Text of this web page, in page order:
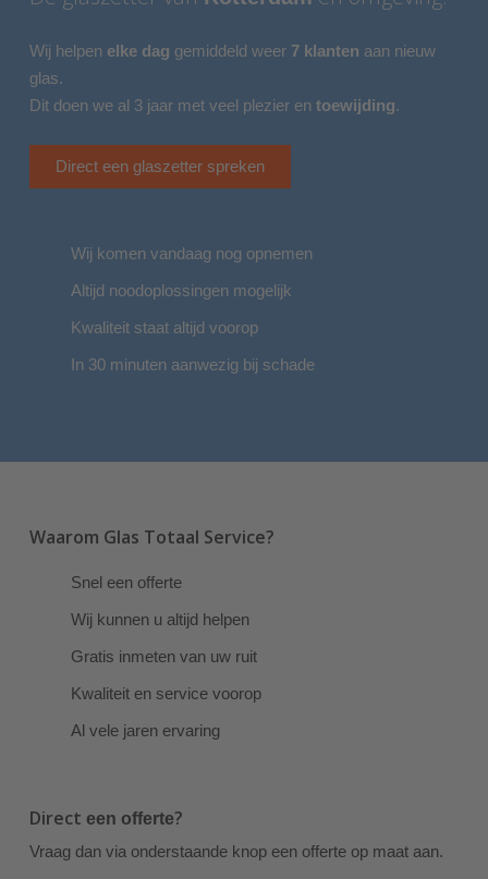
Wij helpen elke dag gemiddeld weer 7 klanten aan nieuw
glas.
Dit doen we al 3 jaar met veel plezier en toewijding.
Direct een glaszetter spreken
Wij komen vandaag nog opnemen
Altijd noodoplossingen mogelijk
Kwaliteit staat altijd voorop
In 30 minuten aanwezig bij schade
Waarom Glas Totaal Service?
Snel een offerte
Wij kunnen u altijd helpen
Gratis inmeten van uw ruit
Kwaliteit en service voorop
Al vele jaren ervaring
Directeen offerte?
Vraag dan via onderstaande knop een offerte op maat aan.